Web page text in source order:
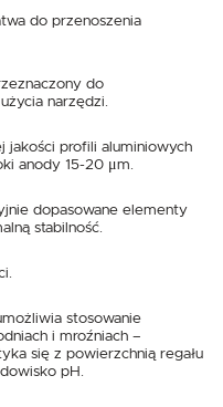
do przenoszenia
do
narzędzi.
jakości profili aluminiowych
anody 15-20 μm.
dopasowane elementy
stabilność.
stosowanie
i mroźniach –
się z powierzchnią regału
pH.